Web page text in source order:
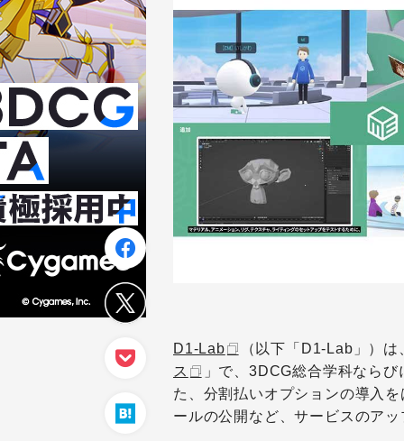
D1-Lab （ 以下「D1-Lab」）
ス
」で、3DCG総合学科なら
た、分割払いオプションの導入
ールの公開など、サービスのア